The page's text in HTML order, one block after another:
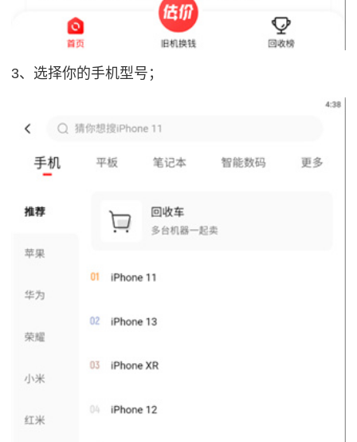
3、选择你的手机型号；